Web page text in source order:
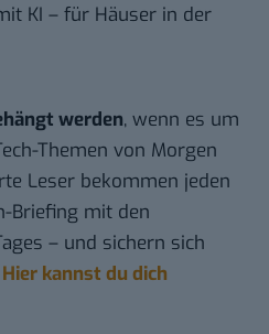
KI – für Häuser in der
werden, wenn es um
Themen von Morgen
Leser bekommen jeden
Briefing mit den
– und sichern sich
Hier kannst du dich